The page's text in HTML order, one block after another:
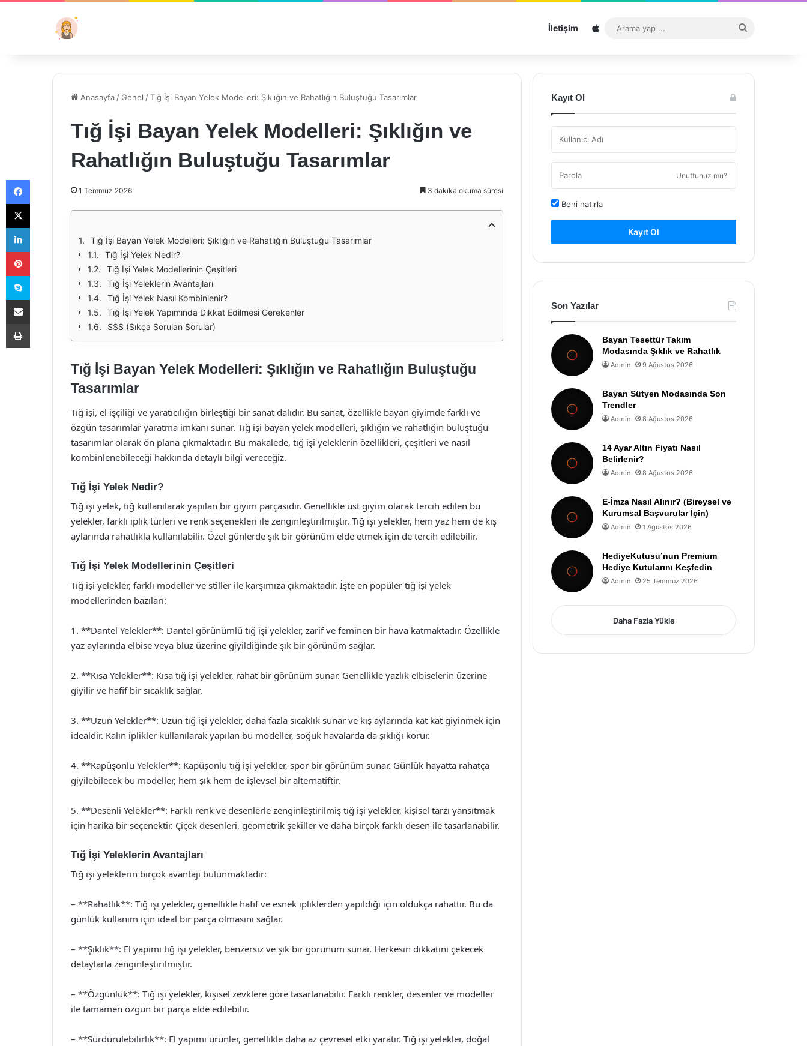
İletişim Sitemap
...
Anasayfa /Genel /Tığ İşi Bayan Yelek Modelleri: Şıklığın ve Rahatlığın Buluştuğu Tasarımlar
Tığ İşi Bayan Yelek Modelleri: Şıklığın ve
Rahatlığın Buluştuğu Tasarımlar
1 Temmuz 2026 3 dakika okuma süresi
Tığ İşi Bayan Yelek Modelleri: Şıklığın ve Rahatlığın Buluştuğu Tasarımlar
Tığ İşi Yelek Nedir?
Tığ İşi Yelek Modellerinin Çeşitleri
Tığ İşi Yeleklerin Avantajları
Tığ İşi Yelek Nasıl Kombinlenir?
Tığ İşi Yelek Yapımında Dikkat Edilmesi Gerekenler
SSS (Sıkça Sorulan Sorular)
Tığ İşi Bayan Yelek Modelleri: Şıklığın ve Rahatlığın Buluştuğu
Tasarımlar
Tığ işi, el işçiliği ve yaratıcılığın birleştiği bir sanat dalıdır. Bu sanat, özellikle bayan giyimde farklı ve
özgün tasarımlar yaratma imkanı sunar. Tığ işi bayan yelek modelleri, şıklığın ve rahatlığın buluştuğu
tasarımlar olarak ön plana çıkmaktadır. Bu makalede, tığ işi yeleklerin özellikleri, çeşitleri ve nasıl
kombinlenebileceği hakkında detaylı bilgi vereceğiz.
Tığ İşi Yelek Nedir?
Tığ işi yelek, tığ kullanılarak yapılan bir giyim parçasıdır. Genellikle üst giyim olarak tercih edilen bu
yelekler, farklı iplik türleri ve renk seçenekleri ile zenginleştirilmiştir. Tığ işi yelekler, hem yaz hem de kış
aylarında rahatlıkla kullanılabilir. Özel günlerde şık bir görünüm elde etmek için de tercih edilebilir.
Tığ İşi Yelek Modellerinin Çeşitleri
Tığ işi yelekler, farklı modeller ve stiller ile karşımıza çıkmaktadır. İşte en popüler tığ işi yelek
modellerinden bazıları:
1. **Dantel Yelekler**: Dantel görünümlü tığ işi yelekler, zarif ve feminen bir hava katmaktadır. Özellikle
yaz aylarında elbise veya bluz üzerine giyildiğinde şık bir görünüm sağlar.
2. **Kısa Yelekler**: Kısa tığ işi yelekler, rahat bir görünüm sunar. Genellikle yazlık elbiselerin üzerine
giyilir ve hafif bir sıcaklık sağlar.
3. **Uzun Yelekler**: Uzun tığ işi yelekler, daha fazla sıcaklık sunar ve kış aylarında kat kat giyinmek için
idealdir. Kalın iplikler kullanılarak yapılan bu modeller, soğuk havalarda da şıklığı korur.
4. **Kapüşonlu Yelekler**: Kapüşonlu tığ işi yelekler, spor bir görünüm sunar. Günlük hayatta rahatça
giyilebilecek bu modeller, hem şık hem de işlevsel bir alternatiftir.
5. **Desenli Yelekler**: Farklı renk ve desenlerle zenginleştirilmiş tığ işi yelekler, kişisel tarzı yansıtmak
için harika bir seçenektir. Çiçek desenleri, geometrik şekiller ve daha birçok farklı desen ile tasarlanabilir.
Tığ İşi Yeleklerin Avantajları
Tığ işi yeleklerin birçok avantajı bulunmaktadır:
– **Rahatlık**: Tığ işi yelekler, genellikle hafif ve esnek ipliklerden yapıldığı için oldukça rahattır. Bu da
günlük kullanım için ideal bir parça olmasını sağlar.
– **Şıklık**: El yapımı tığ işi yelekler, benzersiz ve şık bir görünüm sunar. Herkesin dikkatini çekecek
detaylarla zenginleştirilmiştir.
– **Özgünlük**: Tığ işi yelekler, kişisel zevklere göre tasarlanabilir. Farklı renkler, desenler ve modeller
ile tamamen özgün bir parça elde edilebilir.
– **Sürdürülebilirlik**: El yapımı ürünler, genellikle daha az çevresel etki yaratır. Tığ işi yelekler, doğal
Kayıt Ol
Unuttunuz mu?
Beni hatırla
Kayıt Ol
Son Yazılar
Bayan Tesettür Takım
Modasında Şıklık ve Rahatlık
Admin 9 Ağustos 2026
Bayan Sütyen Modasında Son
Trendler
Admin 8 Ağustos 2026
14 Ayar Altın Fiyatı Nasıl
Belirlenir?
Admin 8 Ağustos 2026
E-İmza Nasıl Alınır? (Bireysel ve
Kurumsal Başvurular İçin)
Admin 1 Ağustos 2026
HediyeKutusu’nun Premium
Hediye Kutularını Keşfedin
Admin 25 Temmuz 2026
Daha Fazla Yükle
Facebook
X
LinkedIn
Pinterest
Skype
E-Posta ile paylaş